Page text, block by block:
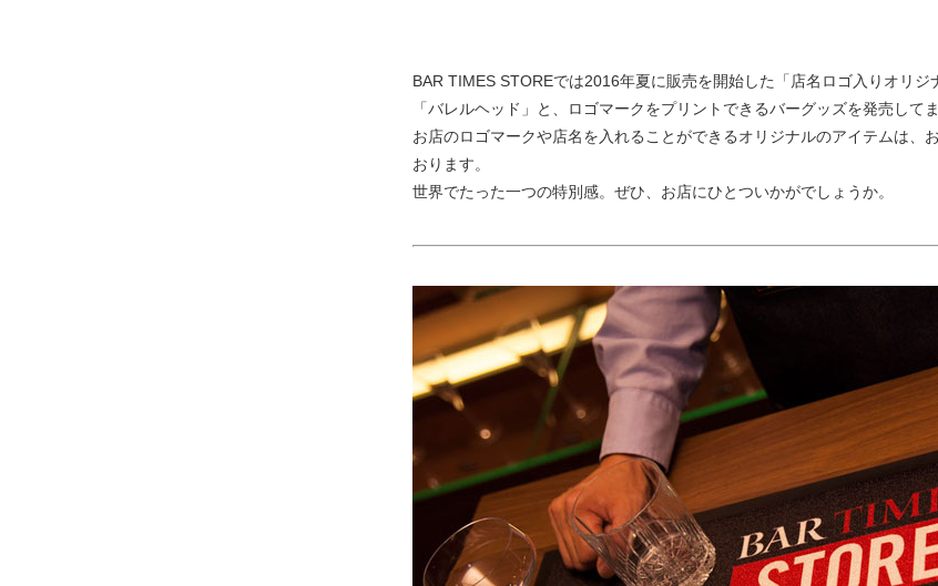
BAR TIMES STOREでは2016年夏に販売を開始した「店名ロゴ入りオリジ
「バレルヘッド」と、ロゴマークをプリントできるバーグッズを発売して
お店のロゴマークや店名を入れることができるオリジナルのアイテムは、
おります。
世界でたった一つの特別感。ぜひ、お店にひとついかがでしょうか。